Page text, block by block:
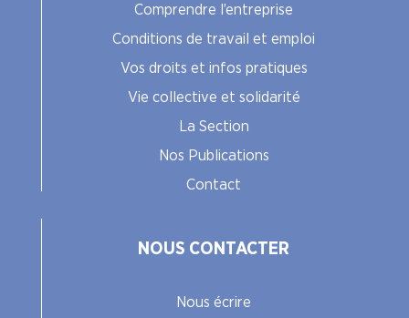
Comprendre l’entreprise
Conditions de travail et emploi
Vos droits et infos pratiques
Vie collective et solidarité
La Section
Nos Publications
Contact
NOUS CONTACTER
Nous écrire